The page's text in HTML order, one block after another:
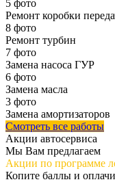
5 фото
Ремонт коробки
8 фото
Ремонт турбин
7 фото
Замена насоса ГУР
6 фото
Замена масла
3 фото
Замена амортизаторов
Смотреть все работы
Акции автосервиса
Мы Вам предлагаем
Акции по программе
Копите баллы и